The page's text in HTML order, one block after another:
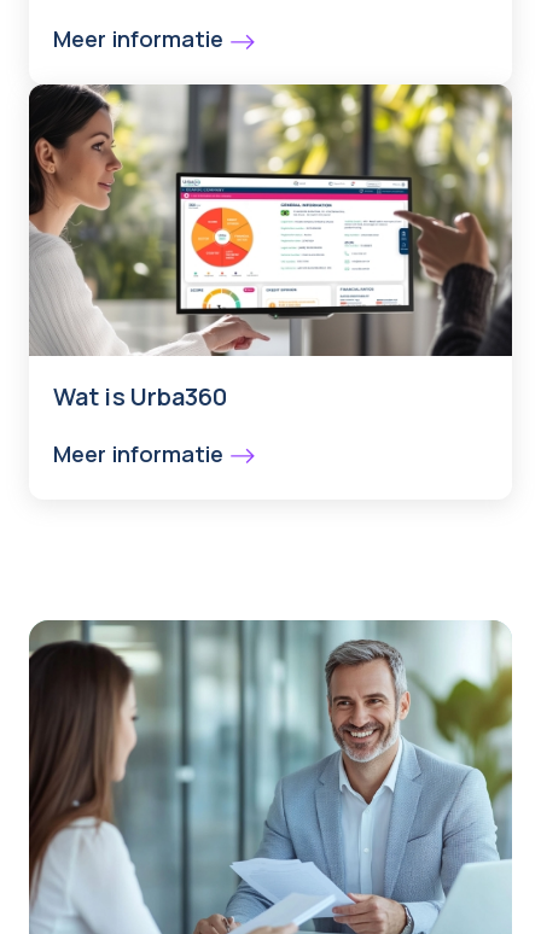
Meer informatie
Wat is Urba360
Meer informatie